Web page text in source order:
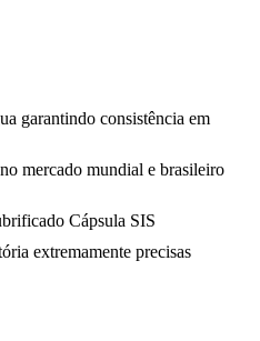
garantindo consistência em
mercado mundial e brasileiro
Cápsula SIS
extremamente precisas